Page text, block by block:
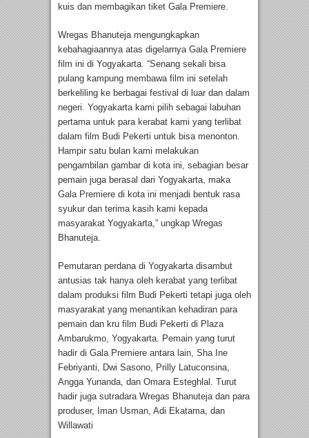
kuis dan membagikan tiket Gala Premiere.
Wregas Bhanuteja mengungkapkan
kebahagiaannya atas digelarnya Gala Premiere
film ini di Yogyakarta. “Senang sekali bisa
pulang kampung membawa film ini setelah
berkeliling ke berbagai festival di luar dan dalam
negeri. Yogyakarta kami pilih sebagai labuhan
pertama untuk para kerabat kami yang terlibat
dalam film Budi Pekerti untuk bisa menonton.
Hampir satu bulan kami melakukan
pengambilan gambar di kota ini, sebagian besar
pemain juga berasal dari Yogyakarta, maka
Gala Premiere di kota ini menjadi bentuk rasa
syukur dan terima kasih kami kepada
masyarakat Yogyakarta,” ungkap Wregas
Bhanuteja.
Pemutaran perdana di Yogyakarta disambut
antusias tak hanya oleh kerabat yang terlibat
dalam produksi film Budi Pekerti tetapi juga oleh
masyarakat yang menantikan kehadiran para
pemain dan kru film Budi Pekerti di Plaza
Ambarukmo, Yogyakarta. Pemain yang turut
hadir di Gala Premiere antara lain, Sha Ine
Febriyanti, Dwi Sasono, Prilly Latuconsina,
Angga Yunanda, dan Omara Esteghlal. Turut
hadir juga sutradara Wregas Bhanuteja dan para
produser, Iman Usman, Adi Ekatama, dan
Willawati